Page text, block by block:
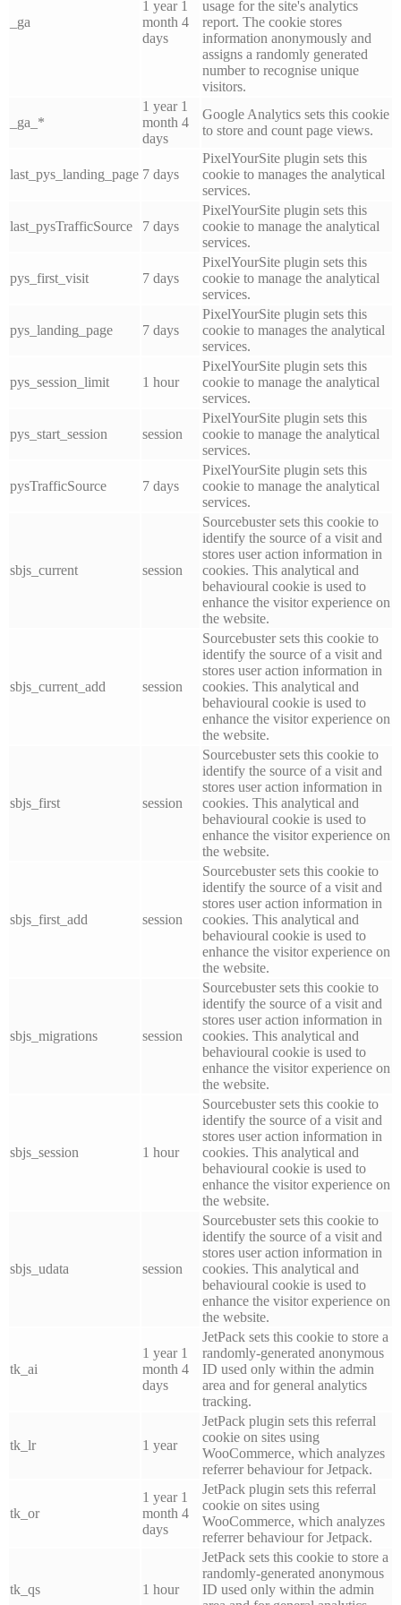
_ga
1 year 1
month 4
days
usage for the site's analytics
report. The cookie stores
information anonymously and
assigns a randomly generated
number to recognise unique
visitors.
_ga_*
1 year 1
month 4
days
Google Analytics sets this cookie
to store and count page views.
last_pys_landing_page 7 days
PixelYourSite plugin sets this
cookie to manages the analytical
services.
last_pysTrafficSource 7 days
PixelYourSite plugin sets this
cookie to manage the analytical
services.
pys_first_visit 7 days
PixelYourSite plugin sets this
cookie to manage the analytical
services.
pys_landing_page 7 days
PixelYourSite plugin sets this
cookie to manages the analytical
services.
pys_session_limit 1 hour
PixelYourSite plugin sets this
cookie to manage the analytical
services.
pys_start_session session
PixelYourSite plugin sets this
cookie to manage the analytical
services.
pysTrafficSource 7 days
PixelYourSite plugin sets this
cookie to manage the analytical
services.
sbjs_current session
Sourcebuster sets this cookie to
identify the source of a visit and
stores user action information in
cookies. This analytical and
behavioural cookie is used to
enhance the visitor experience on
the website.
sbjs_current_add session
Sourcebuster sets this cookie to
identify the source of a visit and
stores user action information in
cookies. This analytical and
behavioural cookie is used to
enhance the visitor experience on
the website.
sbjs_first session
Sourcebuster sets this cookie to
identify the source of a visit and
stores user action information in
cookies. This analytical and
behavioural cookie is used to
enhance the visitor experience on
the website.
sbjs_first_add session
Sourcebuster sets this cookie to
identify the source of a visit and
stores user action information in
cookies. This analytical and
behavioural cookie is used to
enhance the visitor experience on
the website.
sbjs_migrations session
Sourcebuster sets this cookie to
identify the source of a visit and
stores user action information in
cookies. This analytical and
behavioural cookie is used to
enhance the visitor experience on
the website.
sbjs_session 1 hour
Sourcebuster sets this cookie to
identify the source of a visit and
stores user action information in
cookies. This analytical and
behavioural cookie is used to
enhance the visitor experience on
the website.
sbjs_udata session
Sourcebuster sets this cookie to
identify the source of a visit and
stores user action information in
cookies. This analytical and
behavioural cookie is used to
enhance the visitor experience on
the website.
tk_ai
1 year 1
month 4
days
JetPack sets this cookie to store a
randomly-generated anonymous
ID used only within the admin
area and for general analytics
tracking.
tk_lr 1 year
JetPack plugin sets this referral
cookie on sites using
WooCommerce, which analyzes
referrer behaviour for Jetpack.
tk_or
1 year 1
month 4
days
JetPack plugin sets this referral
cookie on sites using
WooCommerce, which analyzes
referrer behaviour for Jetpack.
tk_qs 1 hour
JetPack sets this cookie to store a
randomly-generated anonymous
ID used only within the admin